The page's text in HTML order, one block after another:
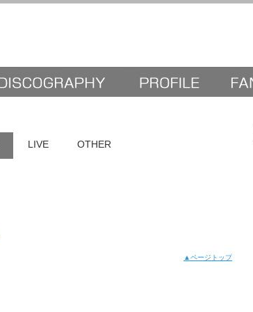
LIVE OTHER
▲ページトップ